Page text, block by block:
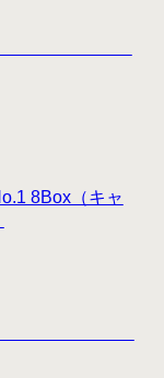
8Box（キャ